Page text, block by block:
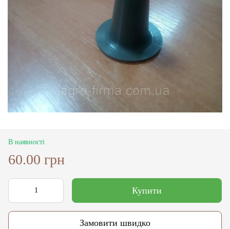
В наявності
60.00 грн
Купити
Замовити швидко